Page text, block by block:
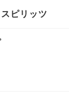
ピリッツ